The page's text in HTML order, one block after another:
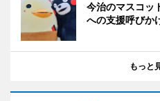
今治のマスコッ
への支援呼びか
もっと